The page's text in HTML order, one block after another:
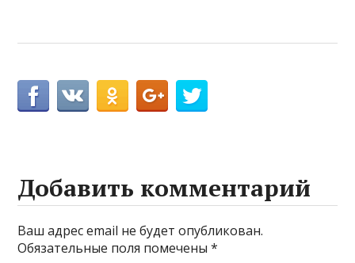
Добавить комментарий
Ваш адрес email не будет опубликован.
Обязательные поля помечены*